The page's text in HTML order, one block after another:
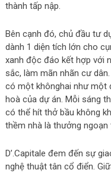
thành tấp nập.
Bên cạnh đó, chủ đầu tư
dành 1 diện tích lớn cho
xanh độc đáo kết hợp với
sắc, làm mãn nhãn cư
có một khônghai như một
hoà của dự án. Mỗi sáng
có thể hít thở bầu không
thềm nhà là thưởng ngoạn
D’.Capitale đem đến sự
nghệ thuật tân cổ điển.